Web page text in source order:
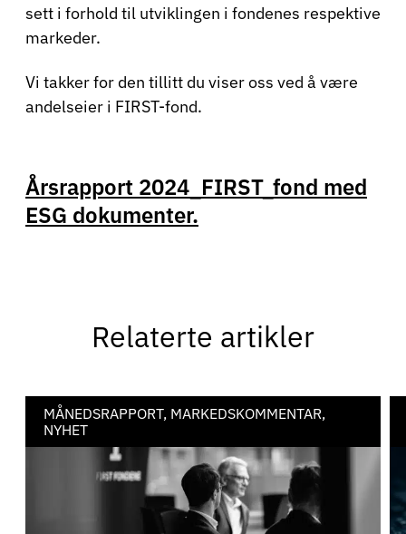
sett i forhold til utviklingen i fondenes respektive
markeder.
Vi takker for den tillitt du viser oss ved å være
andelseier i FIRST-fond.
Årsrapport 2024_FIRST_fond med
ESG dokumenter.
Relaterte artikler
MÅNEDSRAPPORT, MARKEDSKOMMENTAR,
NYHET